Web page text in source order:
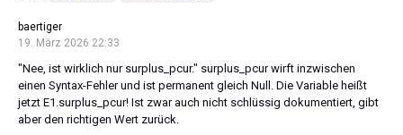
baertiger
19. März 2026 22:33
"Nee, ist wirklich nur surplus_pcur." surplus_pcur wirft inzwischen
einen Syntax-Fehler und ist permanent gleich Null. Die Variable heißt
jetzt E1.surplus_pcur! Ist zwar auch nicht schlüssig dokumentiert, gibt
aber den richtigen Wert zurück.